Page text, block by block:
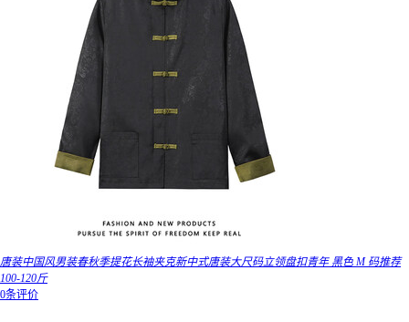
唐装中国风男装春秋季提花长袖夹克新中式唐装大尺码立领盘扣青年 黑色 M 码推荐
100-120斤
0条评价